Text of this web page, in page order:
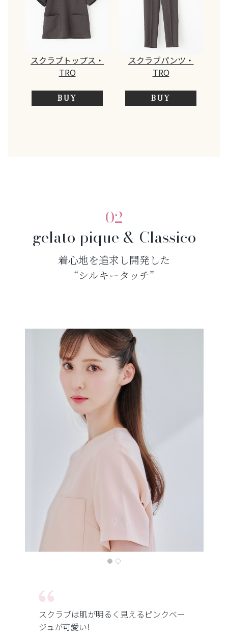
スクラブトップス・
TRO
BUY
スクラブパンツ・
TRO
BUY
02
gelato pique & Classico
着心地を追求し開発した
“シルキータッチ”
スクラブは肌が明るく見えるピンクベー
ジュが可愛い!